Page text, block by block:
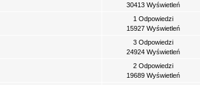
30413 Wyświetleń
1 Odpowiedzi
15927 Wyświetleń
3 Odpowiedzi
24924 Wyświetleń
2 Odpowiedzi
19689 Wyświetleń